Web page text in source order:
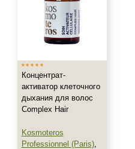
Концентрат-
активатор клеточного
дыхания для волос
Complex Hair
Kosmoteros
Professionnel (Paris),